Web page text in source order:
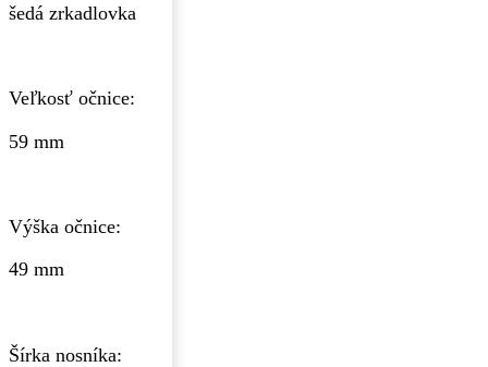
šedá zrkadlovka
Veľkosť očnice:
59 mm
Výška očnice:
49 mm
Šírka nosníka: